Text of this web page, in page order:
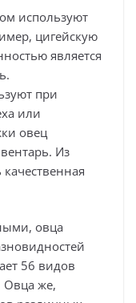
используют
цигейскую
является
при
или
овец
Из
овца
56 видов
Овца же,